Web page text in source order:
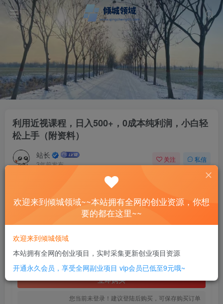
利用近视课程，日入500+，0成本纯利润，小白轻
松上手（附资料）
站长
3年前发布
关注 私信
利用近视课程，日入500+，0成本纯利润，小白轻松上手（附资料）
此内容为付费资源，请付费后查看
SVIP全站会员 免费
立即购买
您当前未登录！建议登陆后购买，可保存购买订单
欢迎来到倾城领域~~本站拥有全网的创业资源，你想
要的都在这里~~
欢迎来到倾城领域
本站拥有全网的创业项目，实时采集更新创业项目资源
开通永久会员，享受全网副业项目 vip会员已低至9元哦~